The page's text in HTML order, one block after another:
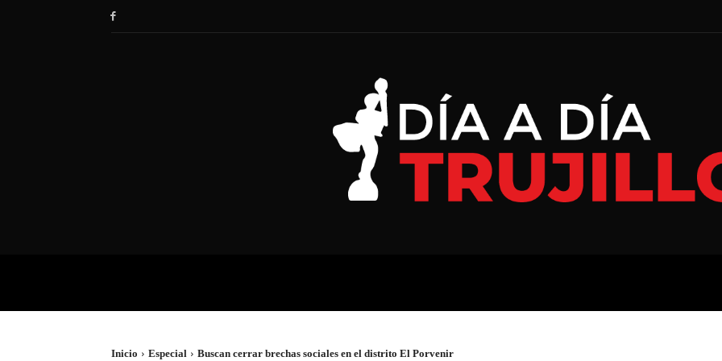
Inicio Especial Buscan cerrar brechas sociales en el distrito El Porvenir